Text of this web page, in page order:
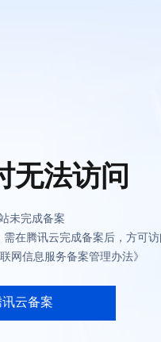
无法访问
未完成备案
在腾讯云完成备案后，方可
网信息服务备案管理办法》
云备案